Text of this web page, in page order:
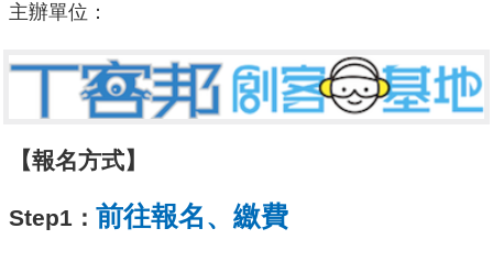
主辦單位：
【報名方式】
Step1： 前往報名、繳費